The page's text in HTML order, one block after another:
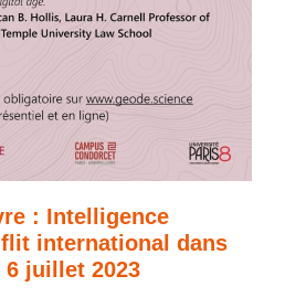
: Intelligence
international dans
6 juillet 2023